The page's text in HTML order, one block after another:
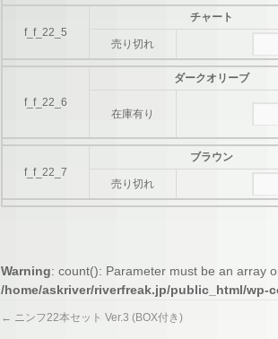
f_f_22_5
チャート
売り切れ
f_f_22_6
ダークオリーブ
在庫有り
f_f_22_7
ブラウン
売り切れ
Warning: count(): Parameter must be an array
/home/askriver/riverfreak.jp/public_html/wp-
← ニンフ22本セット Ver.3 (BOX付き)